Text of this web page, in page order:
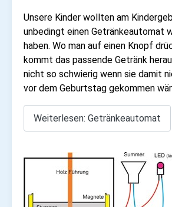
Unsere Kinder wollten am
unbedingt einen Getränkeautomat
haben. Wo man auf einen Knopf
kommt das passende Getränk
nicht so schwierig wenn sie damit
vor dem Geburtstag gekommen
Weiterlesen: Getränkeautomat